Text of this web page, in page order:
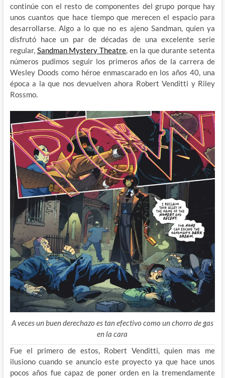
continúe con el resto de componentes del grupo porque hay
unos cuantos que hace tiempo que merecen el espacio para
desarrollarse. Algo a lo que no es ajeno Sandman, quien ya
disfrutó hace un par de décadas de una excelente serie
regular, Sandman Mystery Theatre , en la que durante setenta
números pudimos seguir los primeros años de la carrera de
Wesley Doods como héroe enmascarado en los años 40, una
época a la que nos devuelven ahora Robert Venditti y Riley
Rossmo.
A veces un buen derechazo es tan efectivo como un chorro de gas
en la cara
Fue el primero de estos, Robert Venditti, quien mas me
ilusiono cuando se anuncio este proyecto ya que hace unos
pocos años fue capaz de poner orden en la tremendamente